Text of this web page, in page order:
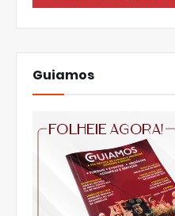
Guiamos